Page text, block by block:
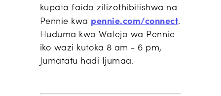
kupata faida zilizothibitishwa na
Pennie kwa pennie.com/connect.
Huduma kwa Wateja wa Pennie
iko wazi kutoka 8 am - 6 pm,
Jumatatu hadi Ijumaa.